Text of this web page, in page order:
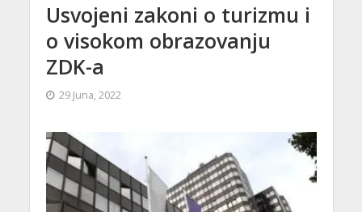
Usvojeni zakoni o turizmu i
o visokom obrazovanju
ZDK-a
29 Juna, 2022